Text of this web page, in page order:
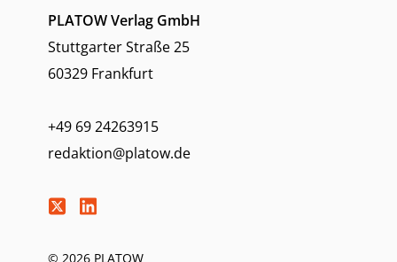
PLATOW Verlag GmbH
Stuttgarter Straße 25
60329 Frankfurt
+49 69 24263915
redaktion@platow.de
© 2026 PLATOW